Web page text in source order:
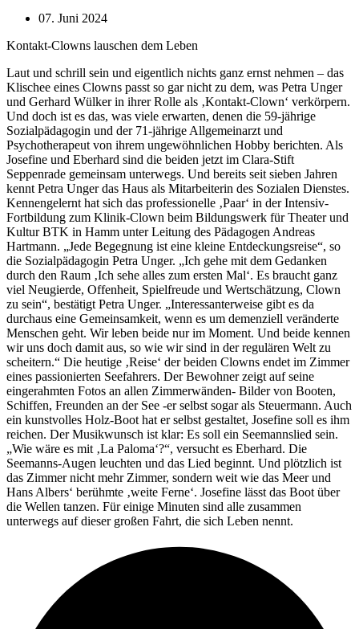
07. Juni 2024
Kontakt-Clowns lauschen dem Leben
Laut und schrill sein und eigentlich nichts ganz ernst nehmen – das
Klischee eines Clowns passt so gar nicht zu dem, was Petra Unger
und Gerhard Wülker in ihrer Rolle als ‚Kontakt-Clown‘ verkörpern.
Und doch ist es das, was viele erwarten, denen die 59-jährige
Sozialpädagogin und der 71-jährige Allgemeinarzt und
Psychotherapeut von ihrem ungewöhnlichen Hobby berichten. Als
Josefine und Eberhard sind die beiden jetzt im Clara-Stift
Seppenrade gemeinsam unterwegs. Und bereits seit sieben Jahren
kennt Petra Unger das Haus als Mitarbeiterin des Sozialen Dienstes.
Kennengelernt hat sich das professionelle ‚Paar‘ in der Intensiv-
Fortbildung zum Klinik-Clown beim Bildungswerk für Theater und
Kultur BTK in Hamm unter Leitung des Pädagogen Andreas
Hartmann. „Jede Begegnung ist eine kleine Entdeckungsreise“, so
die Sozialpädagogin Petra Unger. „Ich gehe mit dem Gedanken
durch den Raum ‚Ich sehe alles zum ersten Mal‘. Es braucht ganz
viel Neugierde, Offenheit, Spielfreude und Wertschätzung, Clown
zu sein“, bestätigt Petra Unger. „Interessanterweise gibt es da
durchaus eine Gemeinsamkeit, wenn es um demenziell veränderte
Menschen geht. Wir leben beide nur im Moment. Und beide kennen
wir uns doch damit aus, so wie wir sind in der regulären Welt zu
scheitern.“ Die heutige ‚Reise‘ der beiden Clowns endet im Zimmer
eines passionierten Seefahrers. Der Bewohner zeigt auf seine
eingerahmten Fotos an allen Zimmerwänden- Bilder von Booten,
Schiffen, Freunden an der See -er selbst sogar als Steuermann. Auch
ein kunstvolles Holz-Boot hat er selbst gestaltet, Josefine soll es ihm
reichen. Der Musikwunsch ist klar: Es soll ein Seemannslied sein.
„Wie wäre es mit ‚La Paloma‘?“, versucht es Eberhard. Die
Seemanns-Augen leuchten und das Lied beginnt. Und plötzlich ist
das Zimmer nicht mehr Zimmer, sondern weit wie das Meer und
Hans Albers‘ berühmte ‚weite Ferne‘. Josefine lässt das Boot über
die Wellen tanzen. Für einige Minuten sind alle zusammen
unterwegs auf dieser großen Fahrt, die sich Leben nennt.